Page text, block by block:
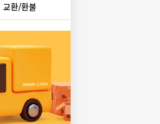
교환/환불